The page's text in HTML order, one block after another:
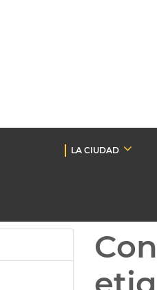
LA CIUDAD